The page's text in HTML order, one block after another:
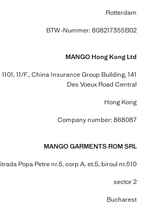
Rotterdam
BTW-Nummer: 808217355B02
MANGO Hong Kong Ltd
1101, 11/F., China Insurance Group Building, 141
Des Voeux Road Central
Hong Kong
Company number: 868087
MANGO GARMENTS ROM SRL
Popa Petre nr.5, corp A, et.5, biroul nr.510
sector 2
Bucharest